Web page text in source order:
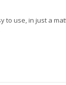
to use, in just a